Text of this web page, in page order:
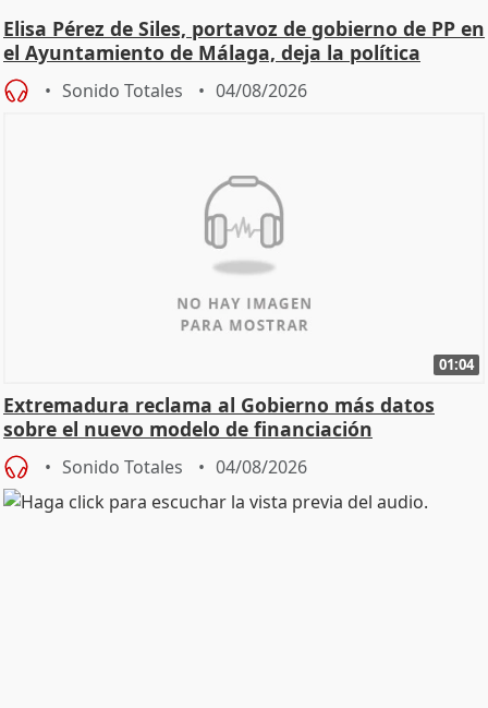
Elisa Pérez de Siles, portavoz de gobierno de PP en
el Ayuntamiento de Málaga, deja la política
Sonido Totales 04/08/2026
01:04
Extremadura reclama al Gobierno más datos
sobre el nuevo modelo de financiación
Sonido Totales 04/08/2026